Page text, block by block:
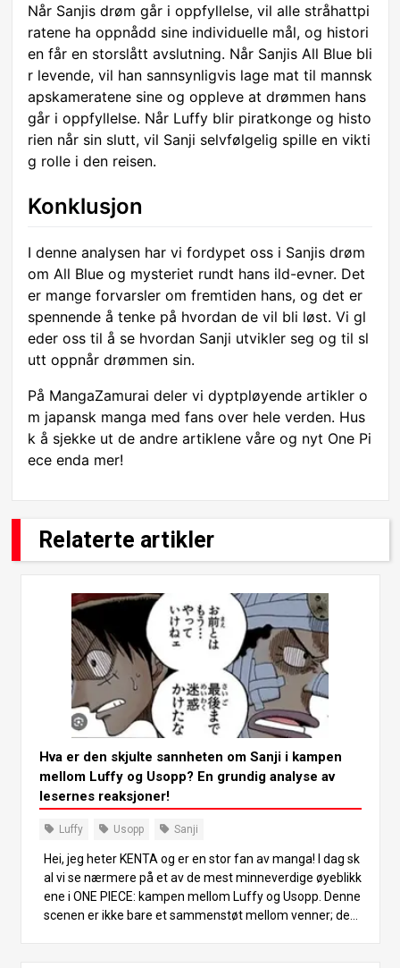
Når Sanjis drøm går i oppfyllelse, vil alle stråhattpi
ratene ha oppnådd sine individuelle mål, og histori
en får en storslått avslutning. Når Sanjis All Blue bli
r levende, vil han sannsynligvis lage mat til mannsk
apskameratene sine og oppleve at drømmen hans
går i oppfyllelse. Når Luffy blir piratkonge og histo
rien når sin slutt, vil Sanji selvfølgelig spille en vikti
g rolle i den reisen.
Konklusjon
I denne analysen har vi fordypet oss i Sanjis drøm
om All Blue og mysteriet rundt hans ild-evner. Det
er mange forvarsler om fremtiden hans, og det er
spennende å tenke på hvordan de vil bli løst. Vi gl
eder oss til å se hvordan Sanji utvikler seg og til sl
utt oppnår drømmen sin.
På MangaZamurai deler vi dyptpløyende artikler o
m japansk manga med fans over hele verden. Hus
k å sjekke ut de andre artiklene våre og nyt One Pi
ece enda mer!
Relaterte artikler
Hva er den skjulte sannheten om Sanji i kampen
mellom Luffy og Usopp? En grundig analyse av
lesernes reaksjoner!
Luffy Usopp Sanji
Hei, jeg heter KENTA og er en stor fan av manga! I dag sk
al vi se nærmere på et av de mest minneverdige øyeblikk
ene i ONE PIECE: kampen mellom Luffy og Usopp. Denne
scenen er ikke bare et sammenstøt mellom venner; den